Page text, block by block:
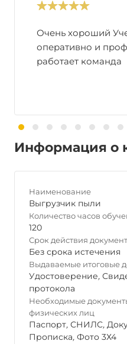
Очень хороший
оперативно и
работает команда
Информация о
Наименование
Выгрузчик пыли
Количество часов
120
Срок действия
Без срока истечения
Выдаваемые итоговые
Удостоверение,
протокола
Необходимые
физических лиц
Паспорт, СНИЛС,
Прописка, Фото 3Х4